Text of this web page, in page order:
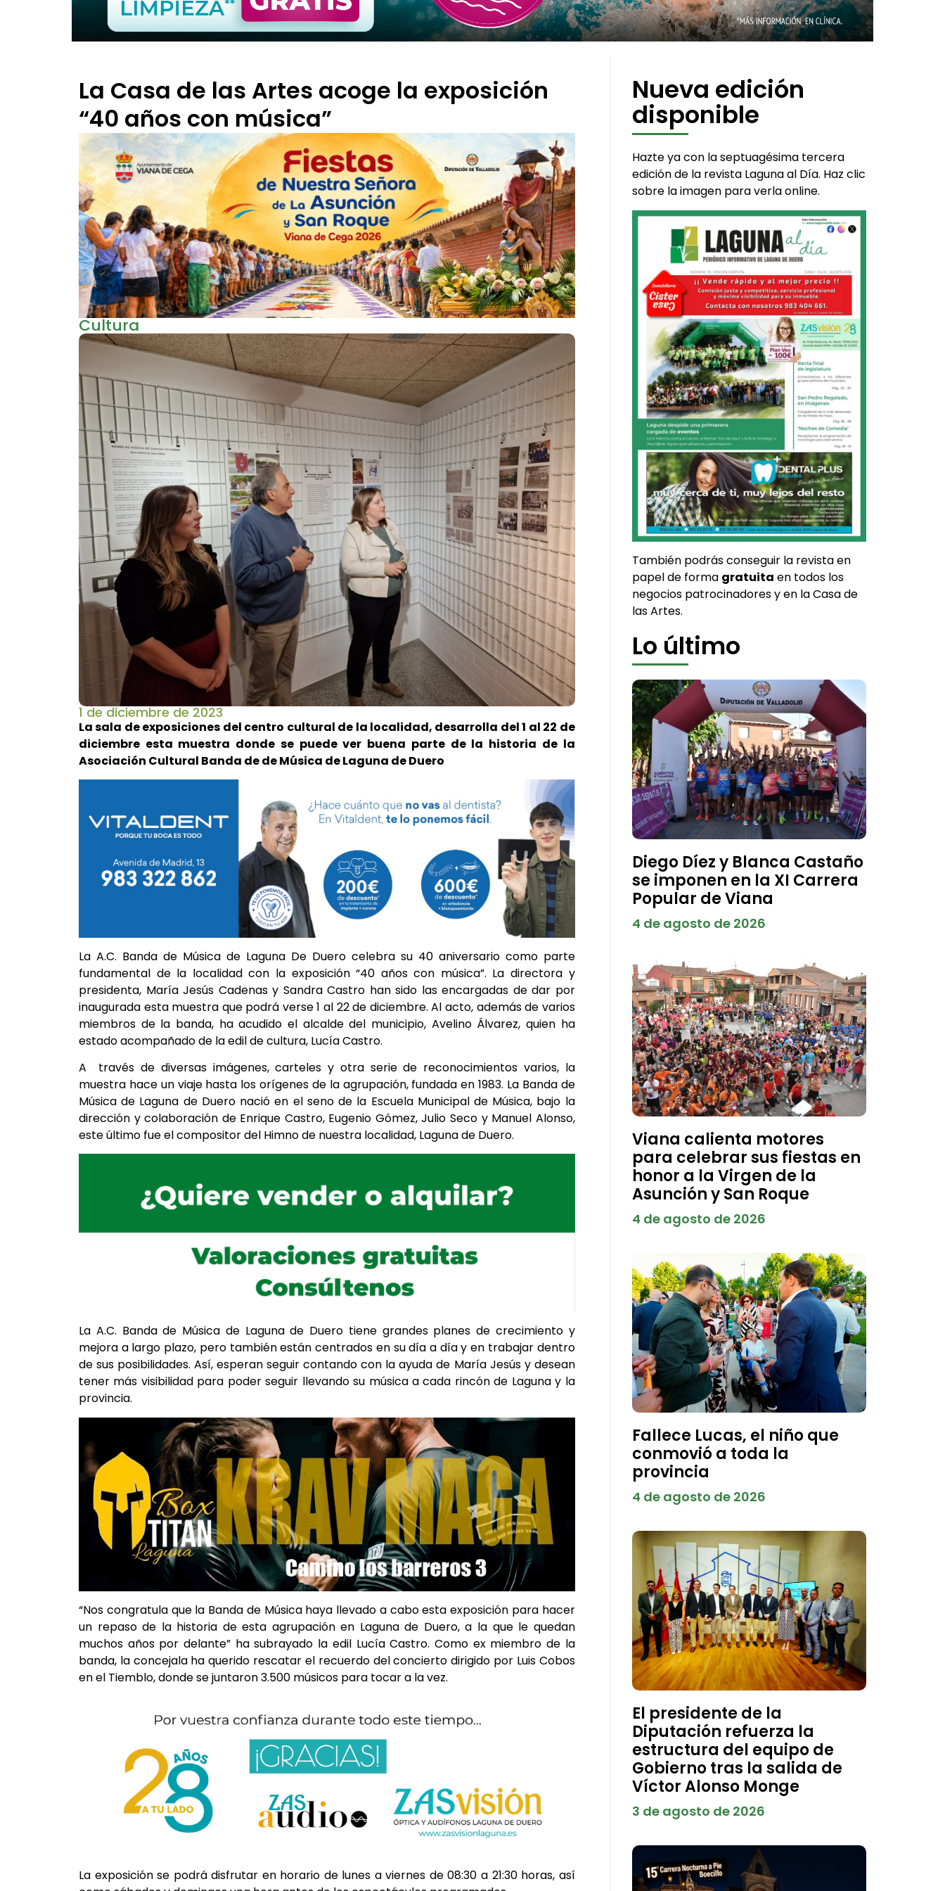
La Casa de las Artes acoge la exposición
“40 años con música”
Cultura
1 de diciembre de 2023
La sala de exposiciones del centro cultural de la localidad, desarrolla del 1 al 22 de
diciembre esta muestra donde se puede ver buena parte de la historia de la
Asociación Cultural Banda de de Música de Laguna de Duero
La A.C. Banda de Música de Laguna De Duero celebra su 40 aniversario como parte
fundamental de la localidad con la exposición “40 años con música”. La directora y
presidenta, María Jesús Cadenas y Sandra Castro han sido las encargadas de dar por
inaugurada esta muestra que podrá verse 1 al 22 de diciembre. Al acto, además de varios
miembros de la banda, ha acudido el alcalde del municipio, Avelino Álvarez, quien ha
estado acompañado de la edil de cultura, Lucía Castro.
A través de diversas imágenes, carteles y otra serie de reconocimientos varios, la
muestra hace un viaje hasta los orígenes de la agrupación, fundada en 1983. La Banda de
Música de Laguna de Duero nació en el seno de la Escuela Municipal de Música, bajo la
dirección y colaboración de Enrique Castro, Eugenio Gómez, Julio Seco y Manuel Alonso,
este último fue el compositor del Himno de nuestra localidad, Laguna de Duero.
La A.C. Banda de Música de Laguna de Duero tiene grandes planes de crecimiento y
mejora a largo plazo, pero también están centrados en su día a día y en trabajar dentro
de sus posibilidades. Así, esperan seguir contando con la ayuda de María Jesús y desean
tener más visibilidad para poder seguir llevando su música a cada rincón de Laguna y la
provincia.
“Nos congratula que la Banda de Música haya llevado a cabo esta exposición para hacer
un repaso de la historia de esta agrupación en Laguna de Duero, a la que le quedan
muchos años por delante” ha subrayado la edil Lucía Castro. Como ex miembro de la
banda, la concejala ha querido rescatar el recuerdo del concierto dirigido por Luis Cobos
en el Tiemblo, donde se juntaron 3.500 músicos para tocar a la vez.
La exposición se podrá disfrutar en horario de lunes a viernes de 08:30 a 21:30 horas, así
Nueva edición
disponible
Hazte ya con la septuagésima tercera
edición de la revista Laguna al Día. Haz clic
sobre la imagen para verla online.
También podrás conseguir la revista en
papel de forma gratuita en todos los
negocios patrocinadores y en la Casa de
las Artes.
Lo último
Diego Díez y Blanca Castaño
se imponen en la XI Carrera
Popular de Viana
4 de agosto de 2026
Viana calienta motores
para celebrar sus fiestas en
honor a la Virgen de la
Asunción y San Roque
4 de agosto de 2026
Fallece Lucas, el niño que
conmovió a toda la
provincia
4 de agosto de 2026
El presidente de la
Diputación refuerza la
estructura del equipo de
Gobierno tras la salida de
Víctor Alonso Monge
3 de agosto de 2026